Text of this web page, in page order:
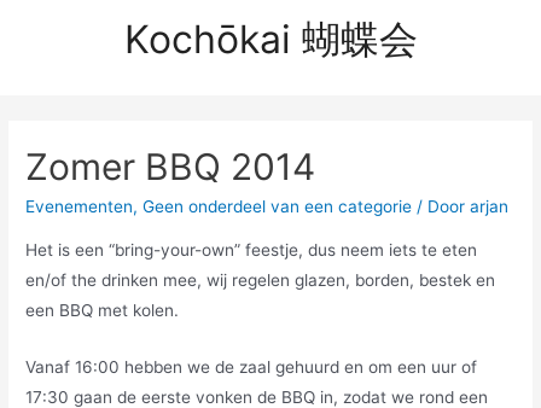
Kochōkai 蝴蝶会
Zomer BBQ 2014
Evenementen,Geen onderdeel van een categorie / Doorarjan
Het is een “bring-your-own” feestje, dus neem iets te eten
en/of the drinken mee, wij regelen glazen, borden, bestek en
een BBQ met kolen.
Vanaf 16:00 hebben we de zaal gehuurd en om een uur of
17:30 gaan de eerste vonken de BBQ in, zodat we rond een